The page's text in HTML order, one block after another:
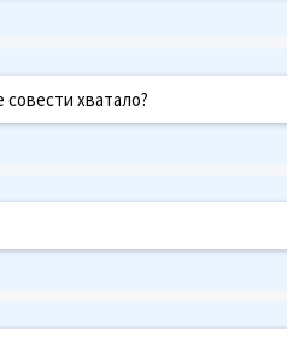
совести хватало?